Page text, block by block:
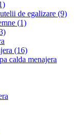
de egalizare (9)
(1)
(16)
calda menajera